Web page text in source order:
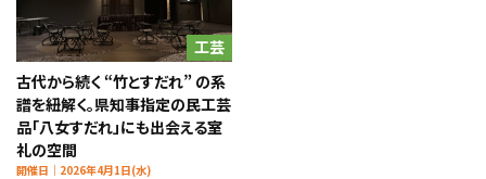
工芸
古代から続く “竹とすだれ” の系
譜を紐解く。県知事指定の民工芸
品「八女すだれ」にも出会える室
礼の空間
開催日｜2026年4月1日(水)